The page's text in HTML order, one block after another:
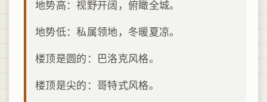
地势高：视野开阔，俯瞰全城。
地势低：私属领地，冬暖夏凉。
楼顶是圆的：巴洛克风格。
楼顶是尖的：哥特式风格。